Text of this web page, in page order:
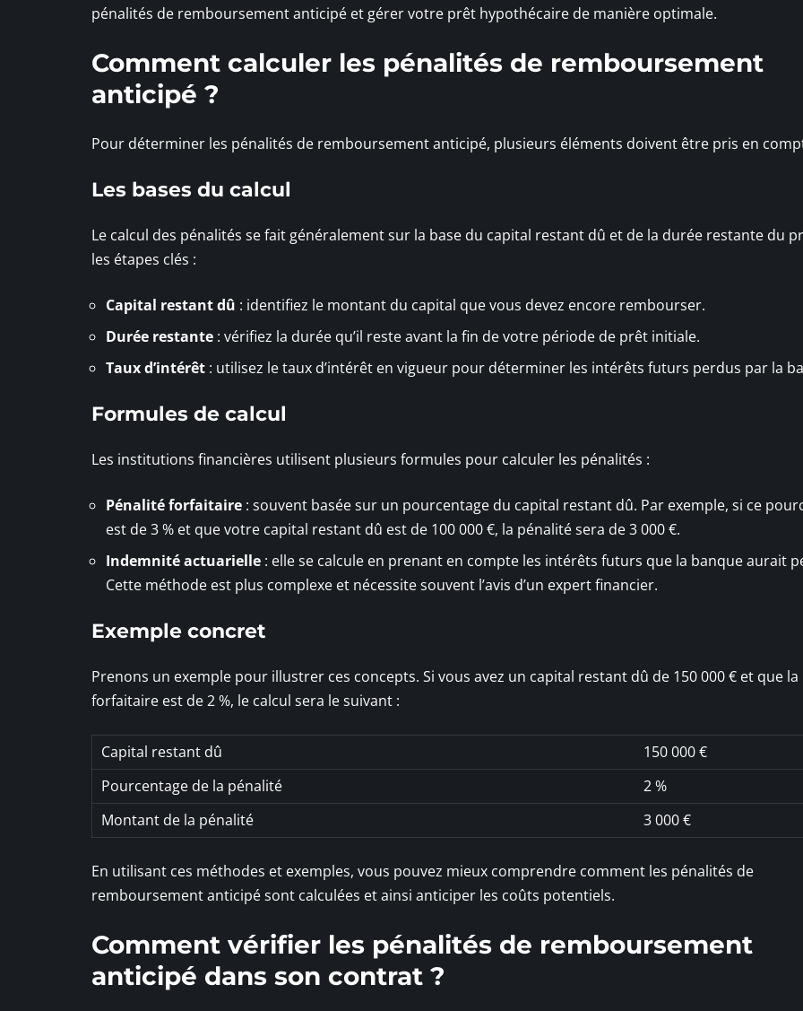
pénalités de remboursement anticipé et gérer votre prêt hypothécaire de manière optimale.
Comment calculer les pénalités de remboursement
anticipé ?
Pour déterminer les pénalités de remboursement anticipé, plusieurs éléments doivent être pris en
Les bases du calcul
Le calcul des pénalités se fait généralement sur la base du capital restant dû et de la durée restante du
les étapes clés :
Capital restant dû : identifiez le montant du capital que vous devez encore rembourser.
Durée restante : vérifiez la durée qu’il reste avant la fin de votre période de prêt initiale.
Taux d’intérêt : utilisez le taux d’intérêt en vigueur pour déterminer les intérêts futurs perdus par la
Formules de calcul
Les institutions financières utilisent plusieurs formules pour calculer les pénalités :
Pénalité forfaitaire : souvent basée sur un pourcentage du capital restant dû. Par exemple, si ce
est de 3 % et que votre capital restant dû est de 100 000 €, la pénalité sera de 3 000 €.
Indemnité actuarielle : elle se calcule en prenant en compte les intérêts futurs que la banque aurait
Cette méthode est plus complexe et nécessite souvent l’avis d’un expert financier.
Exemple concret
Prenons un exemple pour illustrer ces concepts. Si vous avez un capital restant dû de 150 000 € et que
forfaitaire est de 2 %, le calcul sera le suivant :
Capital restant dû
150 000 €
Pourcentage de la pénalité
2 %
Montant de la pénalité
3 000 €
En utilisant ces méthodes et exemples, vous pouvez mieux comprendre comment les pénalités de
remboursement anticipé sont calculées et ainsi anticiper les coûts potentiels.
Comment vérifier les pénalités de remboursement
anticipé dans son contrat ?